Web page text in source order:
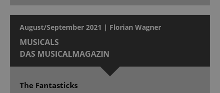
August/September 2021 | Florian Wagner
MUSICALS
DAS MUSICALMAGAZIN
The Fantasticks